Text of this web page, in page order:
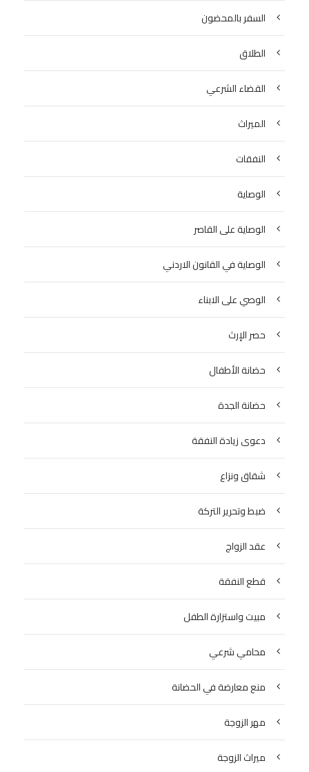
السفر بالمحضون
الطلاق
القضاء الشرعي
الميراث
النفقات
الوصاية
الوصاية على القاصر
الوصاية في القانون الاردني
الوصي على الابناء
حصر الإرث
حضانة الأطفال
حضانة الجدة
دعوى زيادة النفقة
شقاق ونزاع
ضبط وتحرير التركة
عقد الزواج
قطع النفقة
مبيت واستزارة الطفل
محامي شرعي
منع معارضة في الحضانة
مهر الزوجة
ميراث الزوجة